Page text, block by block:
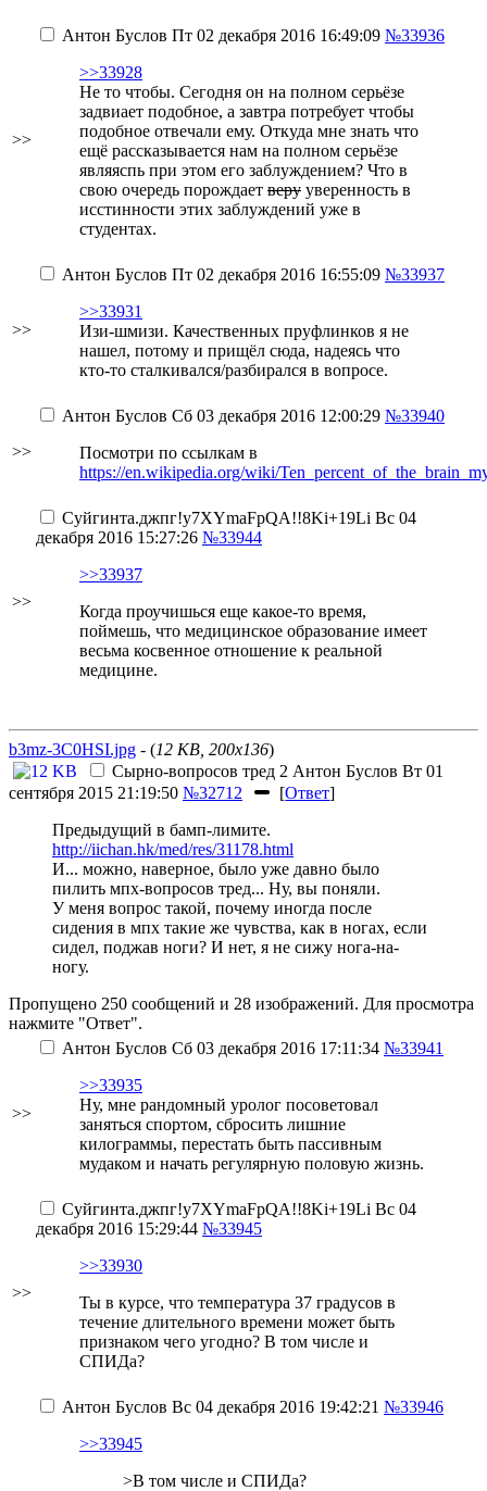
>>
Антон Буслов Пт 02 декабря 2016 16:49:09 №33936
>>33928
Не то чтобы. Сегодня он на полном серьёзе
задвиает подобное, а завтра потребует чтобы
подобное отвечали ему. Откуда мне знать что
ещё рассказывается нам на полном серьёзе
являяспь при этом его заблуждением? Что в
свою очередь порождает веру уверенность в
исстинности этих заблуждений уже в
студентах.
>>
Антон Буслов Пт 02 декабря 2016 16:55:09 №33937
>>33931
Изи-шмизи. Качественных пруфлинков я не
нашел, потому и прищёл сюда, надеясь что
кто-то сталкивался/разбирался в вопросе.
>>
Антон Буслов Сб 03 декабря 2016 12:00:29 №33940
Посмотри по ссылкам в
https://en.wikipedia.org/wiki/
>>
Суйгинта.джпг!y7XYmaFpQA!!8Ki+19Li Вс 04
декабря 2016 15:27:26 №33944
>>33937
Когда проучишься еще какое-то время,
поймешь, что медицинское образование имеет
весьма косвенное отношение к реальной
медицине.
b3mz-3C0HSI.jpg - (12 KB, 200x136)
Сырно-вопросов тред 2 Антон Буслов Вт 01
сентября 2015 21:19:50 №32712 [Ответ]
Предыдущий в бамп-лимите.
http://iichan.hk/med/res/31178.html
И... можно, наверное, было уже давно было
пилить мпх-вопросов тред... Ну, вы поняли.
У меня вопрос такой, почему иногда после
сидения в мпх такие же чувства, как в ногах, если
сидел, поджав ноги? И нет, я не сижу нога-на-
ногу.
Пропущено 250 сообщений и 28 изображений. Для просмотра
нажмите "Ответ".
>>
Антон Буслов Сб 03 декабря 2016 17:11:34 №33941
>>33935
Ну, мне рандомный уролог посоветовал
заняться спортом, сбросить лишние
килограммы, перестать быть пассивным
мудаком и начать регулярную половую жизнь.
>>
Суйгинта.джпг!y7XYmaFpQA!!8Ki+19Li Вс 04
декабря 2016 15:29:44 №33945
>>33930
Ты в курсе, что температура 37 градусов в
течение длительного времени может быть
признаком чего угодно? В том числе и
СПИДа?
Антон Буслов Вс 04 декабря 2016 19:42:21 №33946
>>33945
>В том числе и СПИДа?